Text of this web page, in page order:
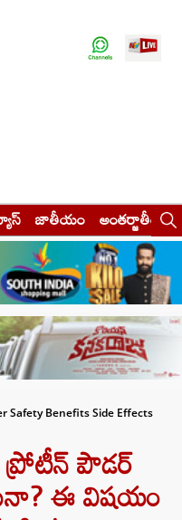
జాతీయం అంతర్జాతీయం
Safety Benefits Side Effects
ప్రోటీన్ పౌడర్
ఈ విషయం